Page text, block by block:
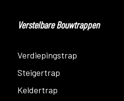
Verstelbare Bouwtrappen
Verdiepingstrap
Steigertrap
Keldertrap